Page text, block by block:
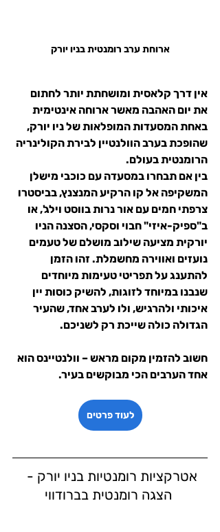
ארוחת ערב רומנטית בניו יורק
אין דרך קלאסית ומושחתת יותר לחתום
את יום האהבה מאשר ארוחה אינטימית
באחת המסעדות המופלאות של ניו יורק,
שהופכת בערב הוולנטיין לבירת הקולינריה
הרומנטית בעולם.
בין אם תבחרו במסעדה עם כוכבי מישלן
המשקיפה אל קו הרקיע המנצנץ, בביסטרו
צרפתי חמים עם אור נרות בווסט וילג', או
ב"ספיק-איזי" חבוי וסקסי, הסצנה הניו
יורקית מציעה שילוב מושלם של טעמים
נועזים ואווירה מחשמלת. זהו הזמן
להתענג על תפריטי טעימות מיוחדים
שנבנו במיוחד לזוגות, להשיק כוסות יין
איכותי ולהרגיש, ולו לערב אחד, שהעיר
הגדולה כולה שייכת רק לשניכם.
חשוב להזמין מקום מראש – וולנטיינס הוא
אחד הערבים הכי מבוקשים בעיר.
לעוד פרטים
אטרקציות רומנטיות בניו יורק -
הצגה רומנטית בברודווי